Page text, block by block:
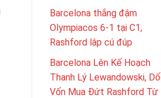
Barcelona thắng đậm
Olympiacos 6-1 tại C1,
Rashford lập cú đúp
Barcelona Lên Kế Hoạch
Thanh Lý Lewandowski,
Vốn Mua Đứt Rashford Từ